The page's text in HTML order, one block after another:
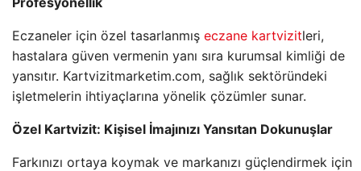
Eczaneler için özel tasarlanmış eczane kartvizitleri,
hastalara güven vermenin yanı sıra kurumsal kimliği de
yansıtır. Kartvizitmarketim.com, sağlık sektöründeki
işletmelerin ihtiyaçlarına yönelik çözümler sunar.
Özel Kartvizit: Kişisel İmajınızı Yansıtan Dokunuşlar
Farkınızı ortaya koymak ve markanızı güçlendirmek için